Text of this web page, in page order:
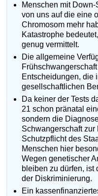
Menschen mit
von uns auf die eine
Chromosom mehr
Katastrophe
genug vermittelt.
Die allgemeine
Entscheidungen, die
gesellschaftlichen
Da keiner der Tests
21 schon pränatal
sondern die
Schwangerschaft
Schutzpflicht des
Menschen hier
Wegen genetischer
bleiben zu dürfen, ist
der Diskriminierung.
Ein